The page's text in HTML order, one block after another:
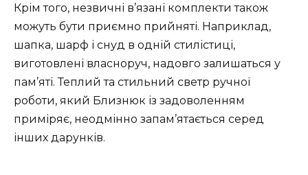
Крім того, незвичні в’язані комплекти також
можуть бути приємно прийняті. Наприклад,
шапка, шарф і снуд в одній стилістиці,
виготовлені власноруч, надовго залишаться у
пам’яті. Теплий та стильний светр ручної
роботи, який Близнюк із задоволенням
приміряє, неодмінно запам’ятається серед
інших дарунків.